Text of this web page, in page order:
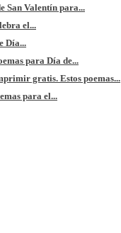
San Valentín para...
el...
Día...
para Día de...
gratis. Estos poemas...
para el...